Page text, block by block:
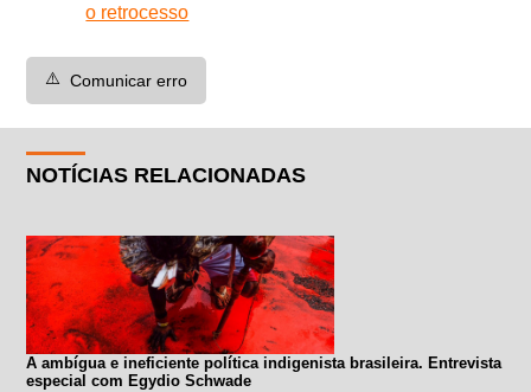
o retrocesso
⚠️ Comunicar erro
NOTÍCIAS RELACIONADAS
A ambígua e ineficiente política indigenista brasileira. Entrevista
especial com Egydio Schwade